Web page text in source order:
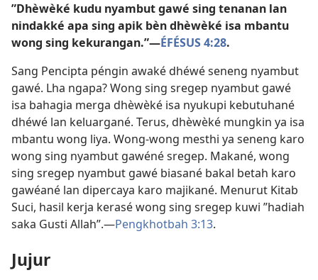
”Dhèwèké kudu nyambut gawé sing tenanan lan
nindakké apa sing apik bèn dhèwèké isa mbantu
wong sing kekurangan.”—ÉFÉSUS 4:28.
Sang Pencipta péngin awaké dhéwé seneng nyambut
gawé. Lha ngapa? Wong sing sregep nyambut gawé
isa bahagia merga dhèwèké isa nyukupi kebutuhané
dhéwé lan keluargané. Terus, dhèwèké mungkin ya isa
mbantu wong liya. Wong-wong mesthi ya seneng karo
wong sing nyambut gawéné sregep. Makané, wong
sing sregep nyambut gawé biasané bakal betah karo
gawéané lan dipercaya karo majikané. Menurut Kitab
Suci, hasil kerja kerasé wong sing sregep kuwi ”hadiah
saka Gusti Allah”.​—Pengkhotbah 3:13.
Jujur